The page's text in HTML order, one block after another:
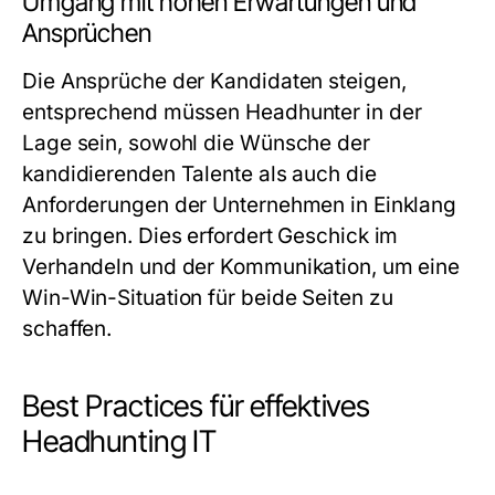
Ansprüchen
Die Ansprüche der Kandidaten steigen,
entsprechend müssen Headhunter in der
Lage sein, sowohl die Wünsche der
kandidierenden Talente als auch die
Anforderungen der Unternehmen in Einklang
zu bringen. Dies erfordert Geschick im
Verhandeln und der Kommunikation, um eine
Win-Win-Situation für beide Seiten zu
schaffen.
Best Practices für effektives
Headhunting IT